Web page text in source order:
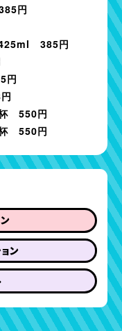
円
425ml 385円
円
杯 550円
杯 550円
ン